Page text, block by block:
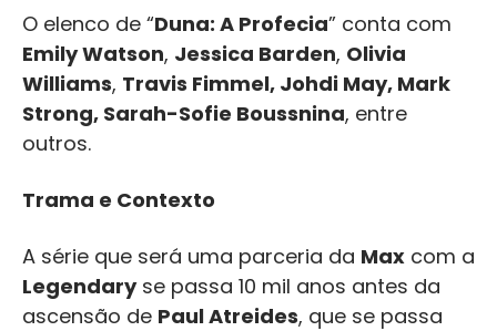
O elenco de “Duna: A Profecia” conta com
Emily Watson, Jessica Barden, Olivia
Williams, Travis Fimmel, Johdi May, Mark
Strong, Sarah-Sofie Boussnina, entre
outros.
Trama e Contexto
A série que será uma parceria da Max com a
Legendaryse passa 10 mil anos antes da
ascensão de Paul Atreides, que se passa